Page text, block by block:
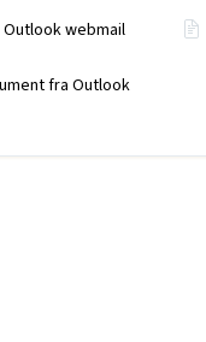
webmail
fra Outlook